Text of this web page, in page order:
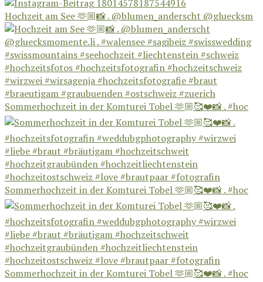
Hochzeit am See 🫶🏼📸 . @blumen_anderscht @gluecksm
Sommerhochzeit in der Komturei Tobel 🫶🏼🥰❤️📸 . #hoc
Sommerhochzeit in der Komturei Tobel 🫶🏼🥰❤️📸 . #hoc
Sommerhochzeit in der Komturei Tobel 🫶🏼🥰❤️📸 . #hoc